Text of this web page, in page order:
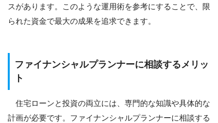
スがあります。このような運用術を参考にすることで、限
られた資金で最大の成果を追求できます。
ファイナンシャルプランナーに相談するメリッ
ト
住宅ローンと投資の両立には、専門的な知識や具体的な
計画が必要です。ファイナンシャルプランナーに相談する